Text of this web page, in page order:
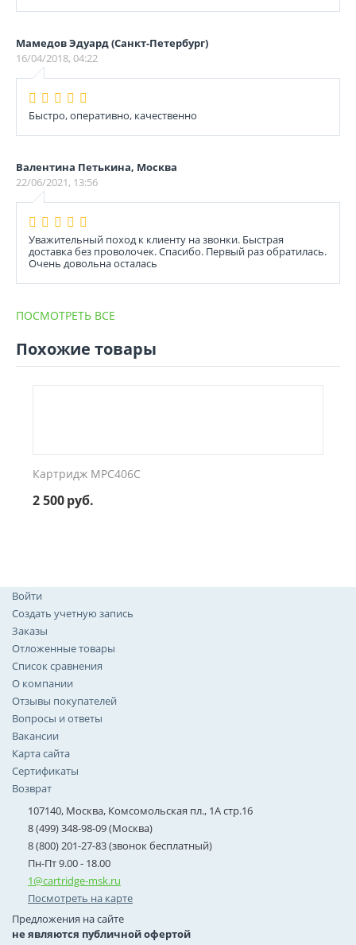
Мамедов Эдуард (Санкт-Петербург)
16/04/2018, 04:22
Быстро, оперативно, качественно
Валентина Петькина, Москва
22/06/2021, 13:56
Уважительный поход к клиенту на звонки. Быстрая
доставка без проволочек. Спасибо. Первый раз обратилась.
Очень довольна осталась
ПОСМОТРЕТЬ ВСЕ
Похожие товары
Картридж MPC406C
2 500руб.
Войти
Создать учетную запись
Заказы
Отложенные товары
Список сравнения
О компании
Отзывы покупателей
Вопросы и ответы
Вакансии
Карта сайта
Сертификаты
Возврат
107140, Москва, Комсомольская пл., 1А стр.16
8 (499) 348-98-09 (Москва)
8 (800) 201-27-83 (звонок бесплатный)
Пн-Пт 9.00 - 18.00
1@cartridge-msk.ru
Посмотреть на карте
Предложения на сайте
не являются публичной офертой